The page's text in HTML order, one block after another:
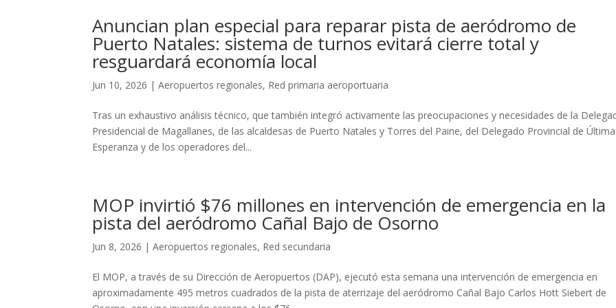
Anuncian plan especial para reparar pista de aeródromo de
Puerto Natales: sistema de turnos evitará cierre total y
resguardará economía local
Jun 10, 2026 |Aeropuertos regionales, Red primaria aeroportuaria
Tras un exhaustivo análisis técnico, que también integró activamente las preocupaciones y necesidades de la
Presidencial de Magallanes, de las alcaldesas de Puerto Natales y Torres del Paine, del Delegado Provincial de Última
Esperanza y de los operadores del...
MOP invirtió $76 millones en intervención de emergencia en la
pista del aeródromo Cañal Bajo de Osorno
Jun 8, 2026 |Aeropuertos regionales, Red secundaria
El MOP, a través de su Dirección de Aeropuertos (DAP), ejecutó esta semana una intervención de emergencia en
aproximadamente 495 metros cuadrados de la pista de aterrizaje del aeródromo Cañal Bajo Carlos Hott Siebert de